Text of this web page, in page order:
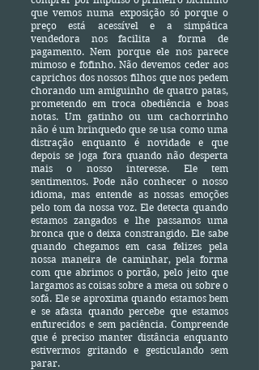
que vemos numa exposição só porque o
preço está acessível e a simpática
vendedora nos facilita a forma de
pagamento. Nem porque ele nos parece
mimoso e fofinho. Não devemos ceder aos
caprichos dos nossos filhos que nos pedem
chorando um amiguinho de quatro patas,
prometendo em troca obediência e boas
notas. Um gatinho ou um cachorrinho
não é um brinquedo que se usa como uma
distração enquanto é novidade e que
depois se joga fora quando não desperta
mais o nosso interesse. Ele tem
sentimentos. Pode não conhecer o nosso
idioma, mas entende as nossas emoções
pelo tom da nossa voz. Ele detecta quando
estamos zangados e lhe passamos uma
bronca que o deixa constrangido. Ele sabe
quando chegamos em casa felizes pela
nossa maneira de caminhar, pela forma
com que abrimos o portão, pelo jeito que
largamos as coisas sobre a mesa ou sobre o
sofá. Ele se aproxima quando estamos bem
e se afasta quando percebe que estamos
enfurecidos e sem paciência. Compreende
que é preciso manter distância enquanto
estivermos gritando e gesticulando sem
parar.